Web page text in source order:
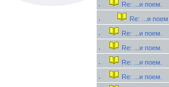
Re: ...и поем.
Re: ...и поем.
Re: ...и поем.
Re: ...и поем.
Re: ...и поем.
Re: ...и поем.